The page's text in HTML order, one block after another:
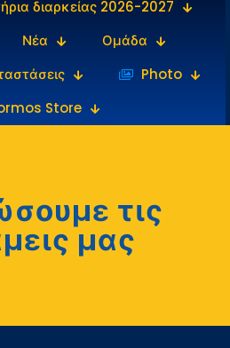
διαρκείας 2026-2027
Νέα
Ομάδα
‎‏‏‎ ‎Photo
Store
τις
μας